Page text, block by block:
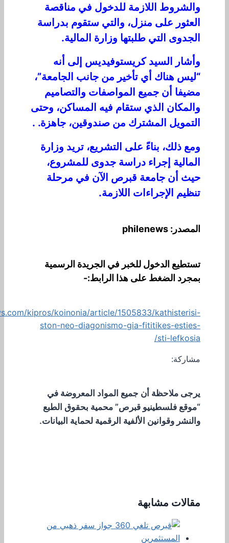
والشروط اللازمة للدخول في مناقصة
العثور على منزل، والتي ستقوم بدراسة
الجدوى التي طلبتها وزارة المالية.
وأشار السيد كريستوفيديس إلى أنه
“ليس هناك أي تأخير من جانب الجامعة”،
مضيفا أن جميع المواصفات والتصاميم
والمكان الذي ستقام فيه المساكن، وحتى
التمويل المشترك من صندوقين، جاهزة. .
ومع ذلك، بناءً على التشريع، تريد وزارة
المالية إجراء دراسة جدوى للمشروع،
حيث أن جامعة قبرص الآن في مرحلة
تنظيم الإجراءات اللازمة.
المصدر: philenews
تستطيع الدخول للخبر في الجريدة الرسمية
بمجرد الضغط على هذا الرابط:-
kipros/koinonia/article/1505833/kathisterisi-
ston-neo-diagonismo-gia-fititikes-esties-
sti-lefkosia/
مشاركة:
يرجى ملاحظة أن جميع المواد المعروضة في
“موقع فلسطينيو قبرص” محمية بحقوق الطبع
والنشر وقوانين الألفية الرقمية لحماية البيانات.
مقالات مشابهة